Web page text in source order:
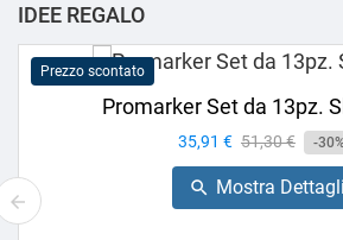
IDEE REGALO
Prezzo scontato
Promarker Set da 13pz.
Prezzo
35,91 € Prezzo
base
51,30 € -
 Mostra Dettagli